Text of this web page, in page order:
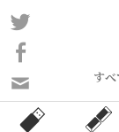
コ
ン
ン
ツ
す
い
合